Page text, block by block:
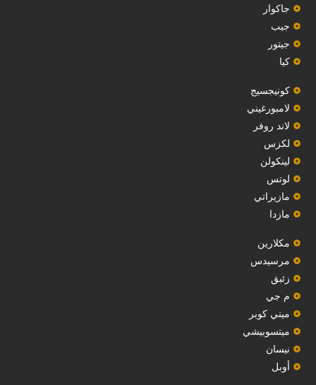
جاكوار
جيب
‏جيتور‏
كيا
‏كونيجسيج‏
لامبورغيني
لاند روفر
لكزس
لينكولن
‏لوتس‏
مازيراتي
مازدا
مكلارين
مرسيدس
‏زئبق‏
م جي
ميني كوبر
ميتسوبيشي
نيسان
أوبل